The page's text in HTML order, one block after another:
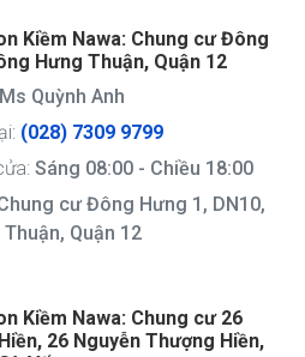
Kiềm Nawa: Chung cư Đông
Hưng Thuận, Quận 12
Ms Quỳnh Anh
(028) 7309 9799
Sáng 08:00 - Chiều 18:00
cư Đông Hưng 1, DN10,
Quận 12
Kiềm Nawa: Chung cư 26
26 Nguyễn Thượng Hiền,